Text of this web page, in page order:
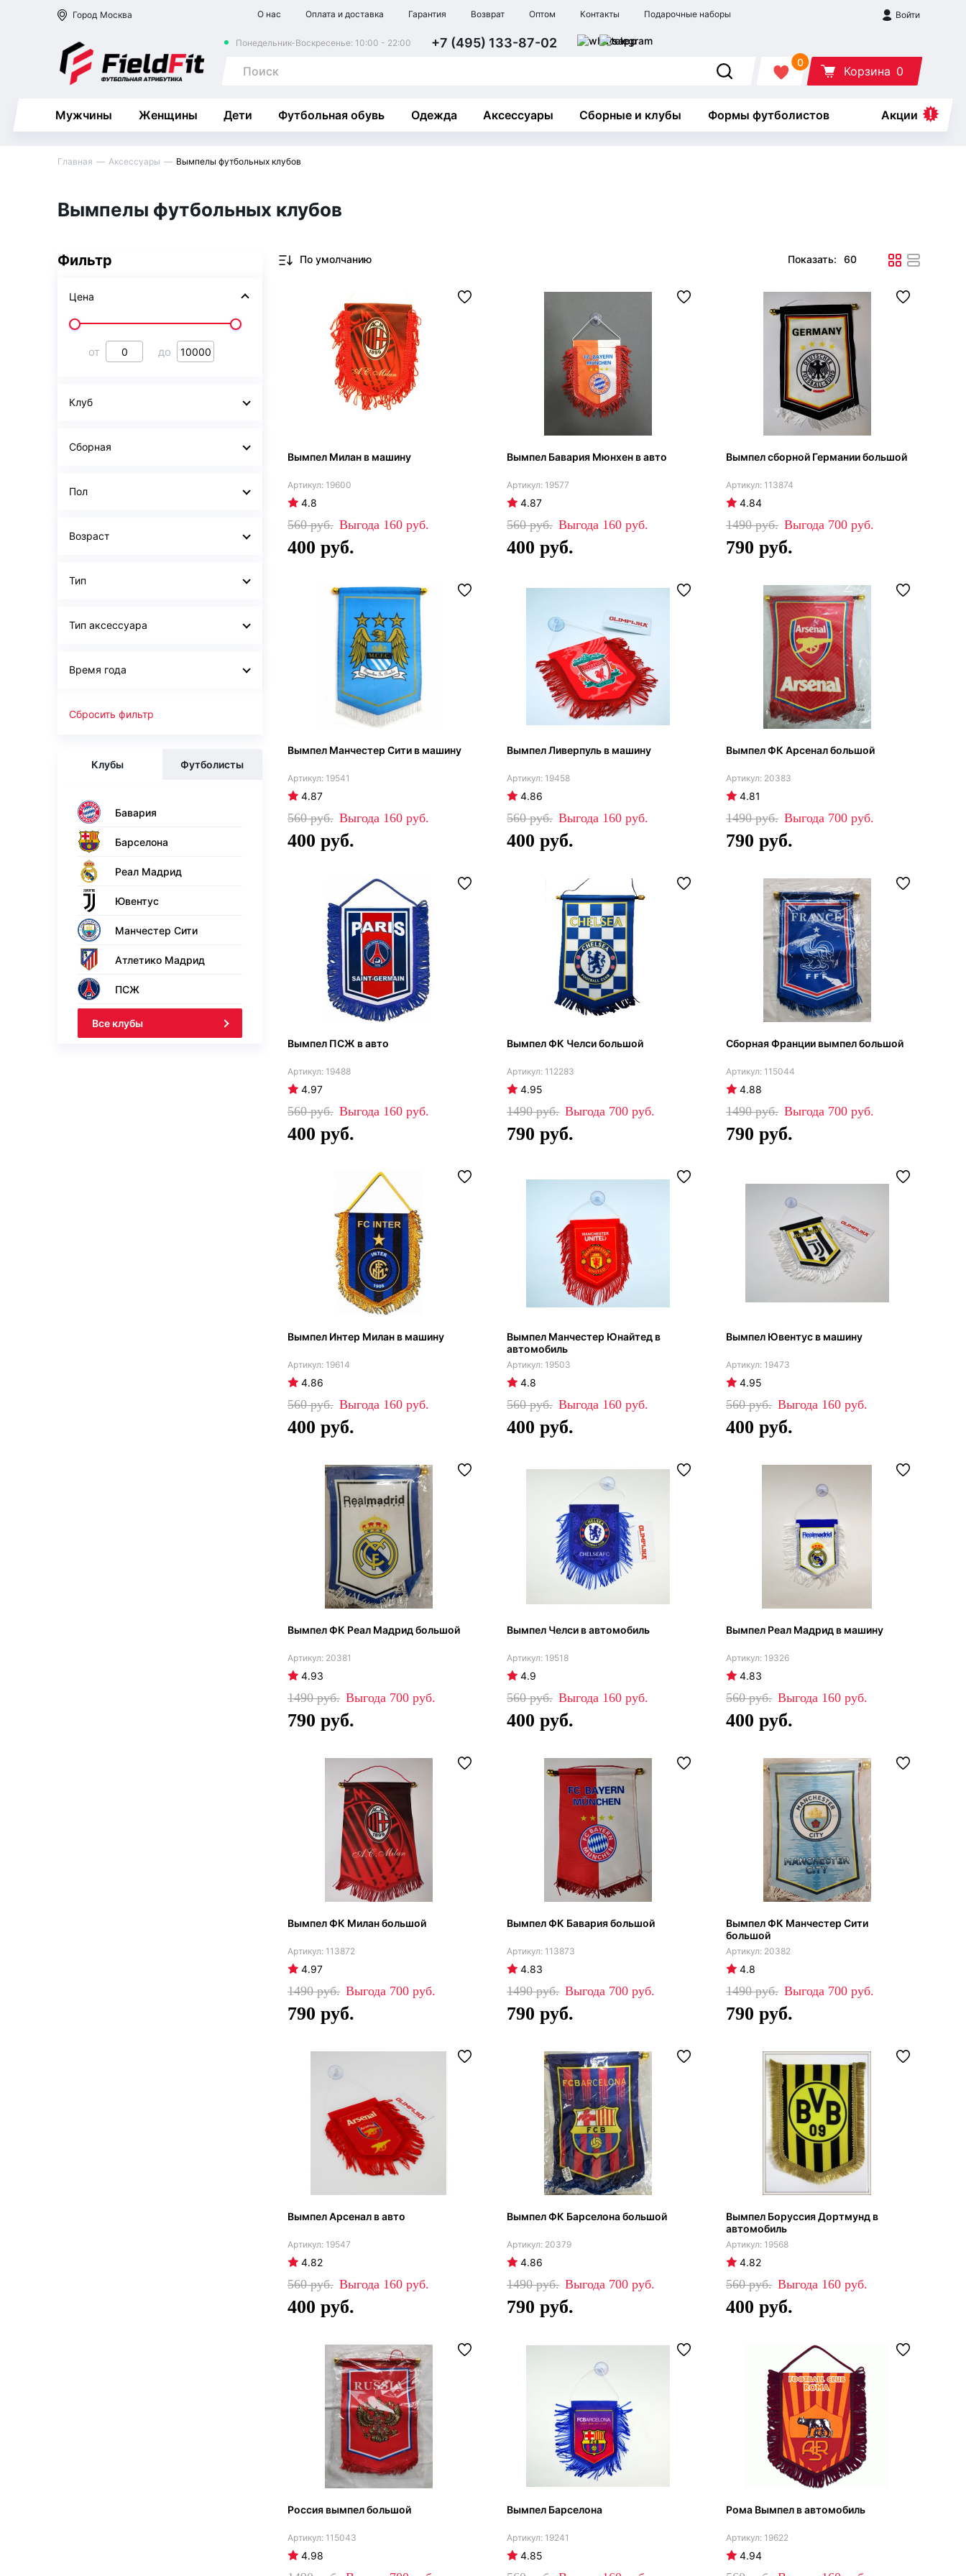
Город Москва О нас Оплата и доставка Гарантия Возврат Оптом Контакты Подарочные наборы Войти
Понедельник-Воскресенье: 10:00 - 22:00 +7 (495) 133-87-02
0
Корзина 0
Мужчины Женщины Дети Футбольная обувь Одежда Аксессуары Сборные и клубы Формы футболистов Акции
Главная Аксессуары Вымпелы футбольных клубов
Вымпелы футбольных клубов
Фильтр
Цена
от до
Клуб
Сборная
Пол
Возраст
Тип
Тип аксессуара
Время года
Сбросить фильтр
Клубы Футболисты
Бавария
Барселона
Реал Мадрид
Ювентус
Манчестер Сити
Атлетико Мадрид
ПСЖ
Все клубы
Показать:
Вымпел Милан в машину
19600
4.8
560 160
400
Вымпел Бавария Мюнхен в авто
19577
4.87
560 160
400
Вымпел сборной Германии большой
113874
4.84
1490 700
790
Вымпел Манчестер Сити в машину
19541
4.87
560 160
400
Вымпел Ливерпуль в машину
19458
4.86
560 160
400
Вымпел ФК Арсенал большой
20383
4.81
1490 700
790
Вымпел ПСЖ в авто
19488
4.97
560 160
400
Вымпел ФК Челси большой
112283
4.95
1490 700
790
Сборная Франции вымпел большой
115044
4.88
1490 700
790
Вымпел Интер Милан в машину
19614
4.86
560 160
400
Вымпел Манчестер Юнайтед в
автомобиль
19503
4.8
560 160
400
Вымпел Ювентус в машину
19473
4.95
560 160
400
Вымпел ФК Реал Мадрид большой
20381
4.93
1490 700
790
Вымпел Челси в автомобиль
19518
4.9
560 160
400
Вымпел Реал Мадрид в машину
19326
4.83
560 160
400
Вымпел ФК Милан большой
113872
4.97
1490 700
790
Вымпел ФК Бавария большой
113873
4.83
1490 700
790
Вымпел ФК Манчестер Сити
большой
20382
4.8
1490 700
790
Вымпел Арсенал в авто
19547
4.82
560 160
400
Вымпел ФК Барселона большой
20379
4.86
1490 700
790
Вымпел Боруссия Дортмунд в
автомобиль
19568
4.82
560 160
400
Россия вымпел большой
115043
4.98
Вымпел Барселона
19241
4.85
Рома Вымпел в автомобиль
19622
4.94